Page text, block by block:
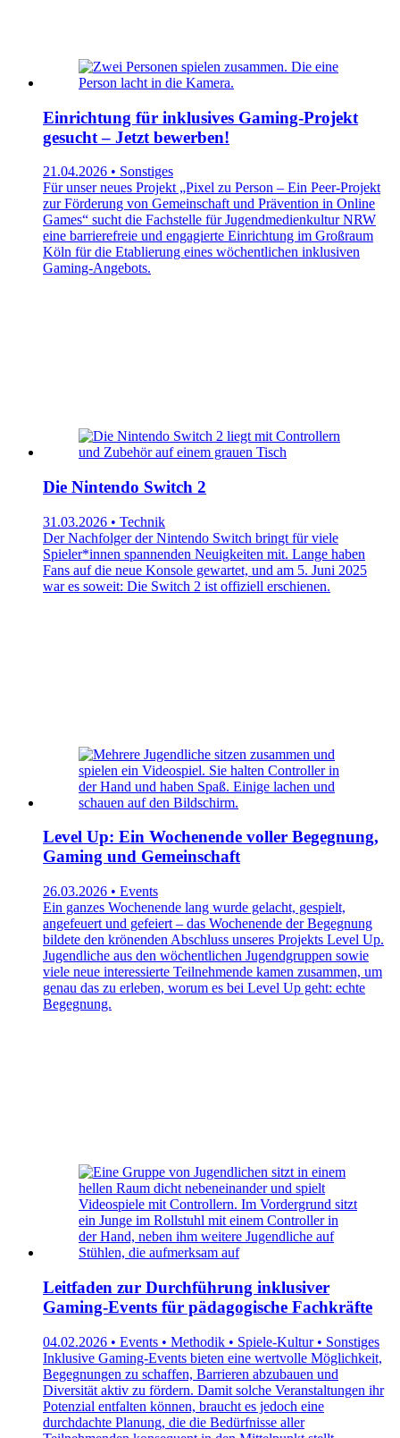
Einrichtung für inklusives Gaming-Projekt
gesucht – Jetzt bewerben!
21.04.2026 • Sonstiges
Für unser neues Projekt „Pixel zu Person – Ein Peer-Projekt
zur Förderung von Gemeinschaft und Prävention in Online
Games“ sucht die Fachstelle für Jugendmedienkultur NRW
eine barrierefreie und engagierte Einrichtung im Großraum
Köln für die Etablierung eines wöchentlichen inklusiven
Gaming-Angebots.
Die Nintendo Switch 2
31.03.2026 • Technik
Der Nachfolger der Nintendo Switch bringt für viele
Spieler*innen spannenden Neuigkeiten mit. Lange haben
Fans auf die neue Konsole gewartet, und am 5. Juni 2025
war es soweit: Die Switch 2 ist offiziell erschienen.
Level Up: Ein Wochenende voller Begegnung,
Gaming und Gemeinschaft
26.03.2026 • Events
Ein ganzes Wochenende lang wurde gelacht, gespielt,
angefeuert und gefeiert – das Wochenende der Begegnung
bildete den krönenden Abschluss unseres Projekts Level Up.
Jugendliche aus den wöchentlichen Jugendgruppen sowie
viele neue interessierte Teilnehmende kamen zusammen, um
genau das zu erleben, worum es bei Level Up geht: echte
Begegnung.
Leitfaden zur Durchführung inklusiver
Gaming-Events für pädagogische Fachkräfte
04.02.2026 • Events • Methodik • Spiele-Kultur • Sonstiges
Inklusive Gaming-Events bieten eine wertvolle Möglichkeit,
Begegnungen zu schaffen, Barrieren abzubauen und
Diversität aktiv zu fördern. Damit solche Veranstaltungen ihr
Potenzial entfalten können, braucht es jedoch eine
durchdachte Planung, die die Bedürfnisse aller